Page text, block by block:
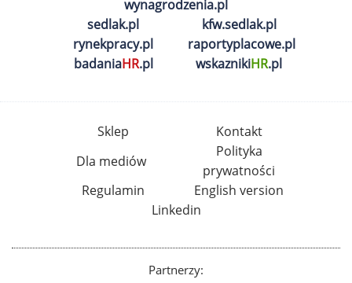
wynagrodzenia.pl
sedlak.pl
kfw.sedlak.pl
rynekpracy.pl
raportyplacowe.pl
badaniaHR.pl wskaznikiHR.pl
Sklep
Kontakt
Dla mediów
Polityka
prywatności
Regulamin
English version
Linkedin
Partnerzy: